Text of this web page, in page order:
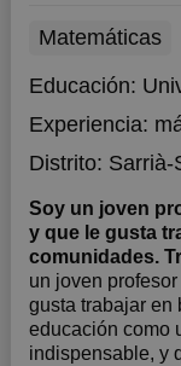
Matemáticas
Educación:
Experiencia:
Distrito: Sarrià-
Soy un joven
y que le gusta
comunidades.
un joven
gusta trabajar en
educación como
indispensable, y